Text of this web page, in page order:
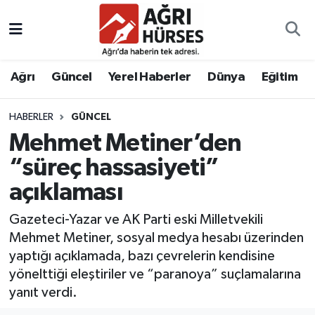
Ağrı Güncel Yerel Haberler Dünya Eğitim
HABERLER GÜNCEL
Mehmet Metiner’den
“süreç hassasiyeti”
açıklaması
Gazeteci-Yazar ve AK Parti eski Milletvekili
Mehmet Metiner, sosyal medya hesabı üzerinden
yaptığı açıklamada, bazı çevrelerin kendisine
yönelttiği eleştiriler ve “paranoya” suçlamalarına
yanıt verdi.
Hava Durumu
Tüm Manşetler
Son Dakika Haberleri
Haber Arşivi